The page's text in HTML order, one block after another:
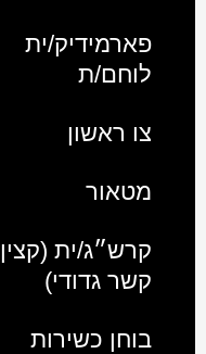
פארמידיק/ית
לוחם/ת
צו ראשון
מטאור
קרש״ג/ית (קצין
קשר גדודי)
בוחן כשירות